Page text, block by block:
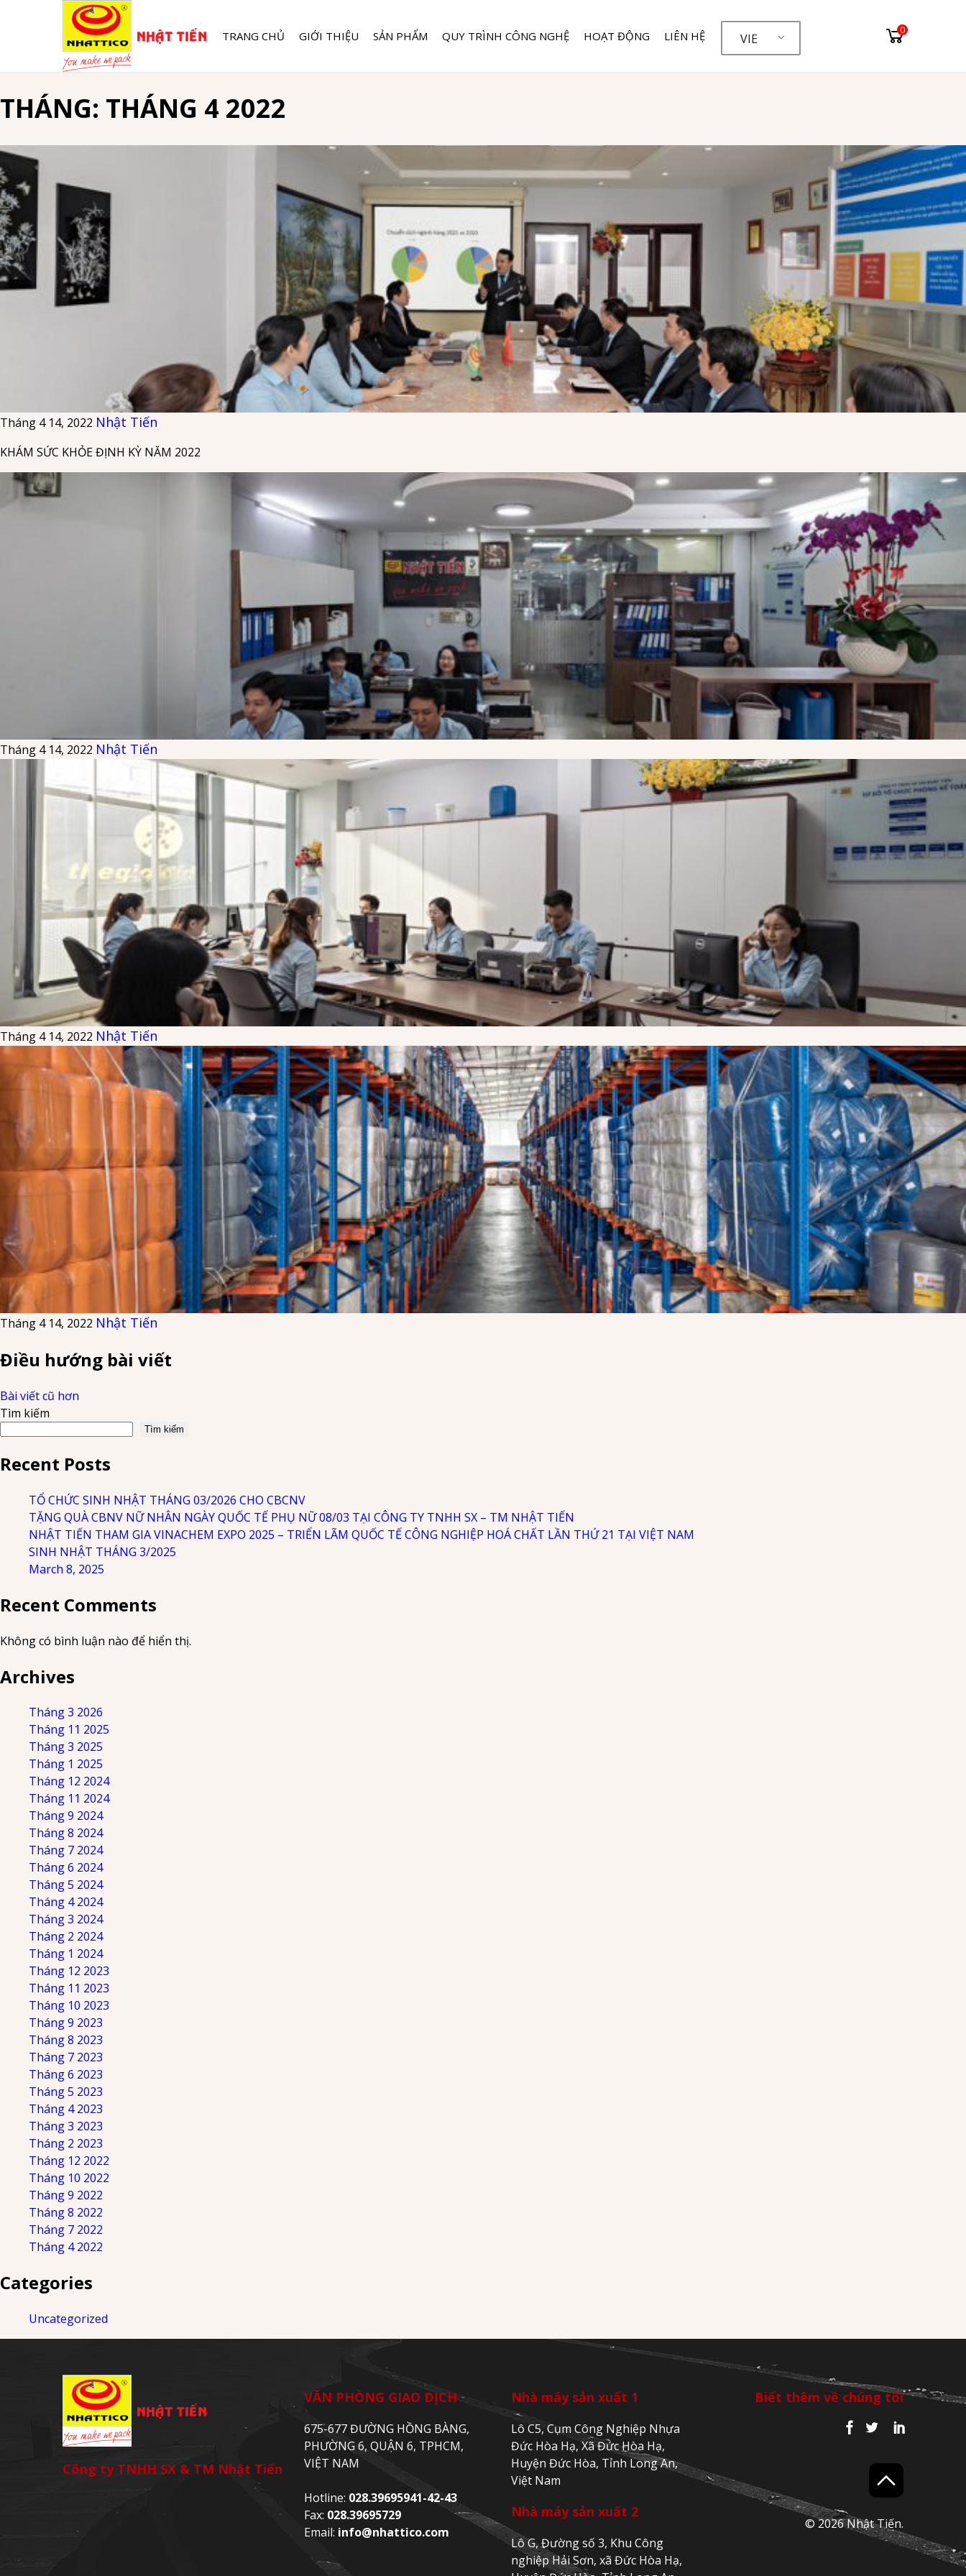
TRANG CHỦ GIỚI THIỆU SẢN PHẨM QUY TRÌNH CÔNG NGHỆ HOẠT ĐỘNG LIÊN HỆ VIE
0
THÁNG: THÁNG 4 2022
Tháng 4 14, 2022 Nhật Tiến
KHÁM SỨC KHỎE ĐỊNH KỲ NĂM 2022
Tháng 4 14, 2022 Nhật Tiến
Tháng 4 14, 2022 Nhật Tiến
Tháng 4 14, 2022 Nhật Tiến
Điều hướng bài viết
Bài viết cũ hơn
Tìm kiếm
Tìm kiếm
Recent Posts
TỔ CHỨC SINH NHẬT THÁNG 03/2026 CHO CBCNV
TẶNG QUÀ CBNV NỮ NHÂN NGÀY QUỐC TẾ PHỤ NỮ 08/03 TẠI CÔNG TY TNHH SX – TM NHẬT TIẾN
NHẬT TIẾN THAM GIA VINACHEM EXPO 2025 – TRIỂN LÃM QUỐC TẾ CÔNG NGHIỆP HOÁ CHẤT LẦN THỨ 21 TẠI VIỆT NAM
SINH NHẬT THÁNG 3/2025
March 8, 2025
Recent Comments
Không có bình luận nào để hiển thị.
Archives
Tháng 3 2026
Tháng 11 2025
Tháng 3 2025
Tháng 1 2025
Tháng 12 2024
Tháng 11 2024
Tháng 9 2024
Tháng 8 2024
Tháng 7 2024
Tháng 6 2024
Tháng 5 2024
Tháng 4 2024
Tháng 3 2024
Tháng 2 2024
Tháng 1 2024
Tháng 12 2023
Tháng 11 2023
Tháng 10 2023
Tháng 9 2023
Tháng 8 2023
Tháng 7 2023
Tháng 6 2023
Tháng 5 2023
Tháng 4 2023
Tháng 3 2023
Tháng 2 2023
Tháng 12 2022
Tháng 10 2022
Tháng 9 2022
Tháng 8 2022
Tháng 7 2022
Tháng 4 2022
Categories
Uncategorized
Công ty TNHH SX & TM Nhật Tiến
VĂN PHÒNG GIAO DỊCH
675-677 ĐƯỜNG HỒNG BÀNG,
PHƯỜNG 6, QUẬN 6, TPHCM,
VIỆT NAM
Hotline: 028.39695941-42-43
Fax: 028.39695729
Email: info@nhattico.com
Nhà máy sản xuất 1
Lô C5, Cụm Công Nghiệp Nhựa
Đức Hòa Hạ, Xã Đức Hòa Hạ,
Huyện Đức Hòa, Tỉnh Long An,
Việt Nam
Nhà máy sản xuất 2
Lô G, Đường số 3, Khu Công
nghiệp Hải Sơn, xã Đức Hòa Hạ,
Biết thêm về chúng tôi
© 2026 Nhật Tiến.